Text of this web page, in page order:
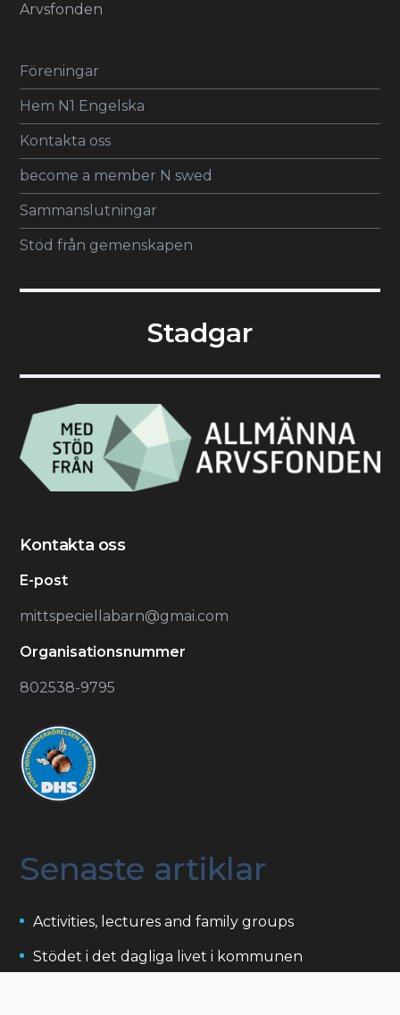
Arvsfonden
Föreningar
Hem N1 Engelska
Kontakta oss
become a member N swed
Sammanslutningar
Stöd från gemenskapen
Stadgar
Kontakta oss
E-post
mittspeciellabarn@gmai.com
Organisationsnummer
802538-9795
Senaste artiklar
Activities, lectures and family groups
Stödet i det dagliga livet i kommunen